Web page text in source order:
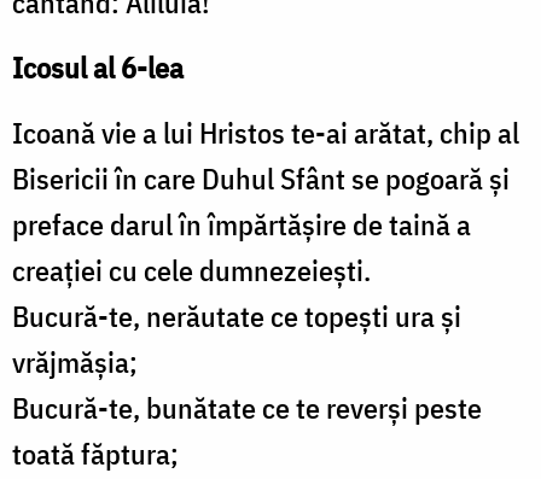
Icosul al 6-lea
Icoană vie a lui Hristos te-ai arătat, chip al
Bisericii în care Duhul Sfânt se pogoară și
preface darul în împărtășire de taină a
creației cu cele dumnezeiești.
Bucură-te, nerăutate ce topești ura și
vrăjmășia;
Bucură-te, bunătate ce te reverși peste
toată făptura;